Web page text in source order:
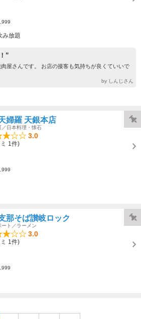
み放題
”
屋さんです。 お店の接客も気持ちが良くていいで
by しんじさん
婦羅 天銀本店
／日本料理・懐石
3.0
1件)
那そば讃岐ロック
ート／ラーメン
3.0
1件)